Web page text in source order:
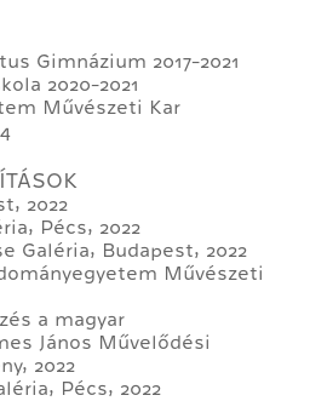
Gimnázium 2017-2021
2020-2021
Művészeti Kar
2022
Pécs, 2022
Galéria, Budapest, 2022
Művészeti
a magyar
János Művelődési
2022
Pécs, 2022